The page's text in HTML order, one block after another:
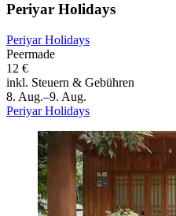
Periyar Holidays
Periyar Holidays
Peermade
12 €
inkl. Steuern & Gebühren
8. Aug.–9. Aug.
Periyar Holidays